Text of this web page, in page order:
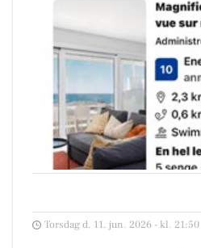
Torsdag d. 11. jun. 2026 - kl. 21:50